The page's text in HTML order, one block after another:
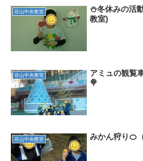
谷山中央教室
⛄️冬休みの活
教室)
谷山中央教室
アミュの観覧
🍭
谷山中央教室 みかん狩り🍊